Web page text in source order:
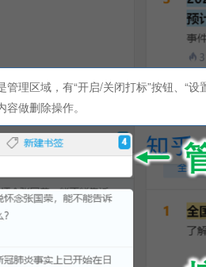
理区域，有“开启/关闭打标”按钮、“
做删除操作。